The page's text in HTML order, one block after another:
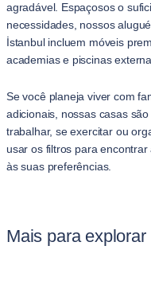
agradável. Espaçosos o
necessidades, nossos
İstanbul incluem móveis
academias e piscinas
Se você planeja viver com
adicionais, nossas casas
trabalhar, se exercitar ou
usar os filtros para
às suas preferências.
Mais para